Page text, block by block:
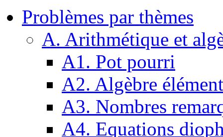
Problèmes par thèmes
A. Arithmétique et
A1. Pot pourri
A2. Algèbre
A3. Nombres
A4. Equations